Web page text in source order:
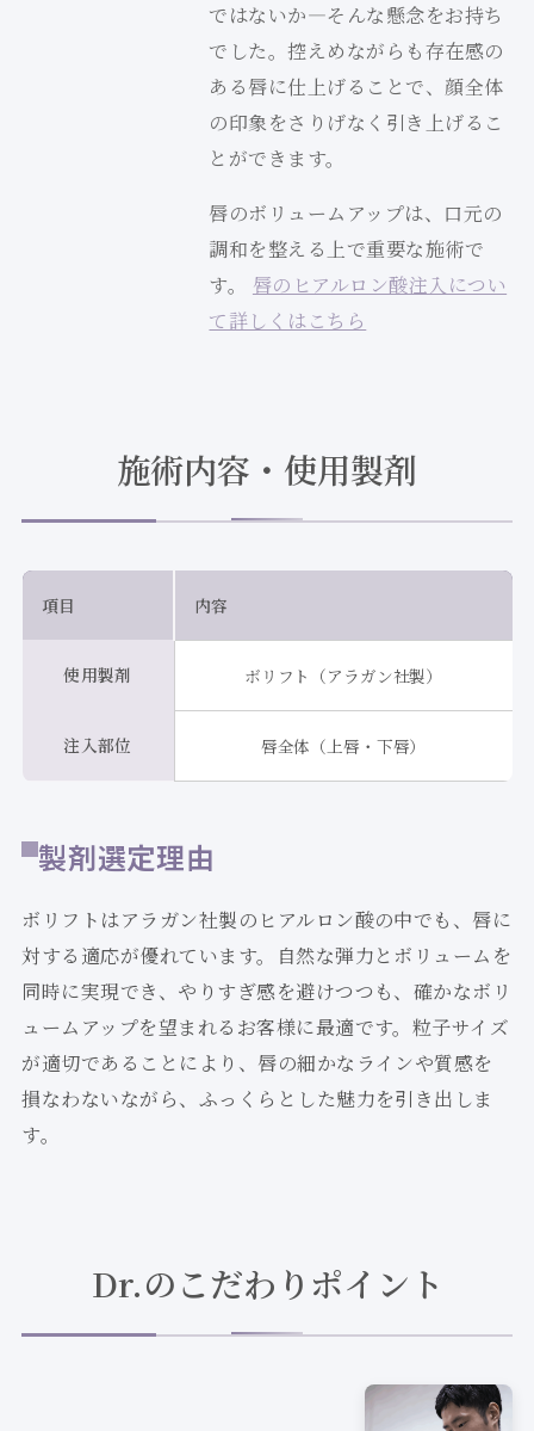
ではないか—そんな懸念をお持ち
でした。控えめながらも存在感の
ある唇に仕上げることで、顔全体
の印象をさりげなく引き上げるこ
とができます。
唇のボリュームアップは、口元の
調和を整える上で重要な施術で
す。 唇のヒアルロン酸注入につい
て詳しくはこちら
施術内容・使用製剤
項目 内容
使用製剤 ボリフト（アラガン社製）
注入部位 唇全体（上唇・下唇）
製剤選定理由
ボリフトはアラガン社製のヒアルロン酸の中でも、唇に
対する適応が優れています。自然な弾力とボリュームを
同時に実現でき、やりすぎ感を避けつつも、確かなボリ
ュームアップを望まれるお客様に最適です。粒子サイズ
が適切であることにより、唇の細かなラインや質感を
損なわないながら、ふっくらとした魅力を引き出しま
す。
Dr.のこだわりポイント